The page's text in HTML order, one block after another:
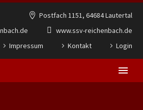
Postfach 1151, 64684 Lautertal
www.ssv-reichenbach.de
Impressum
Kontakt Login